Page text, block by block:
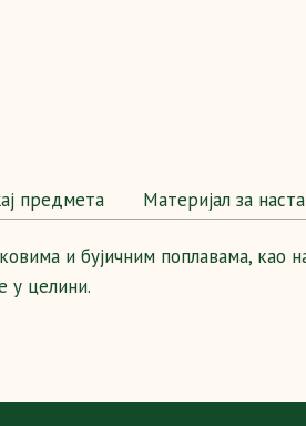
предмета Maтеријал за
и бујичним поплавама, као
у целини.